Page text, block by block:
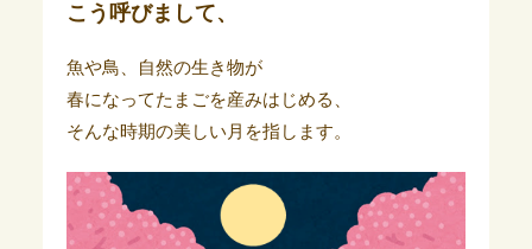
こう呼びまして、
魚や鳥、自然の生き物が
春になってたまごを産みはじめる、
そんな時期の美しい月を指します。